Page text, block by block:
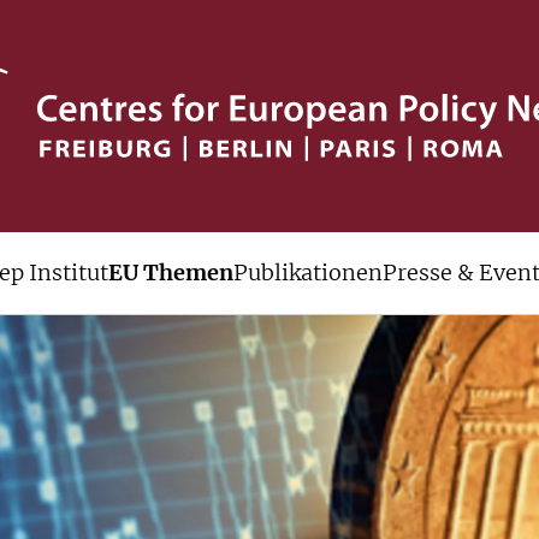
InstitutEU ThemenPublikationenPresse &